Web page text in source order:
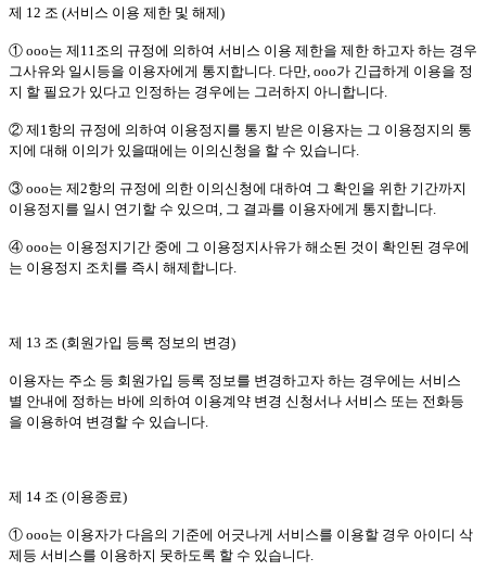
제 12 조 (서비스 이용 제한 및 해제)
① ooo는 제11조의 규정에 의하여 서비스 이용 제한을 제한 하고자 하는 경우
그사유와 일시등을 이용자에게 통지합니다. 다만, ooo가 긴급하게 이용을 정
지 할 필요가 있다고 인정하는 경우에는 그러하지 아니합니다.
② 제1항의 규정에 의하여 이용정지를 통지 받은 이용자는 그 이용정지의 통
지에 대해 이의가 있을때에는 이의신청을 할 수 있습니다.
③ ooo는 제2항의 규정에 의한 이의신청에 대하여 그 확인을 위한 기간까지
이용정지를 일시 연기할 수 있으며, 그 결과를 이용자에게 통지합니다.
④ ooo는 이용정지기간 중에 그 이용정지사유가 해소된 것이 확인된 경우에
는 이용정지 조치를 즉시 해제합니다.
제 13 조 (회원가입 등록 정보의 변경)
이용자는 주소 등 회원가입 등록 정보를 변경하고자 하는 경우에는 서비스
별 안내에 정하는 바에 의하여 이용계약 변경 신청서나 서비스 또는 전화등
을 이용하여 변경할 수 있습니다.
제 14 조 (이용종료)
① ooo는 이용자가 다음의 기준에 어긋나게 서비스를 이용할 경우 아이디 삭
제등 서비스를 이용하지 못하도록 할 수 있습니다.